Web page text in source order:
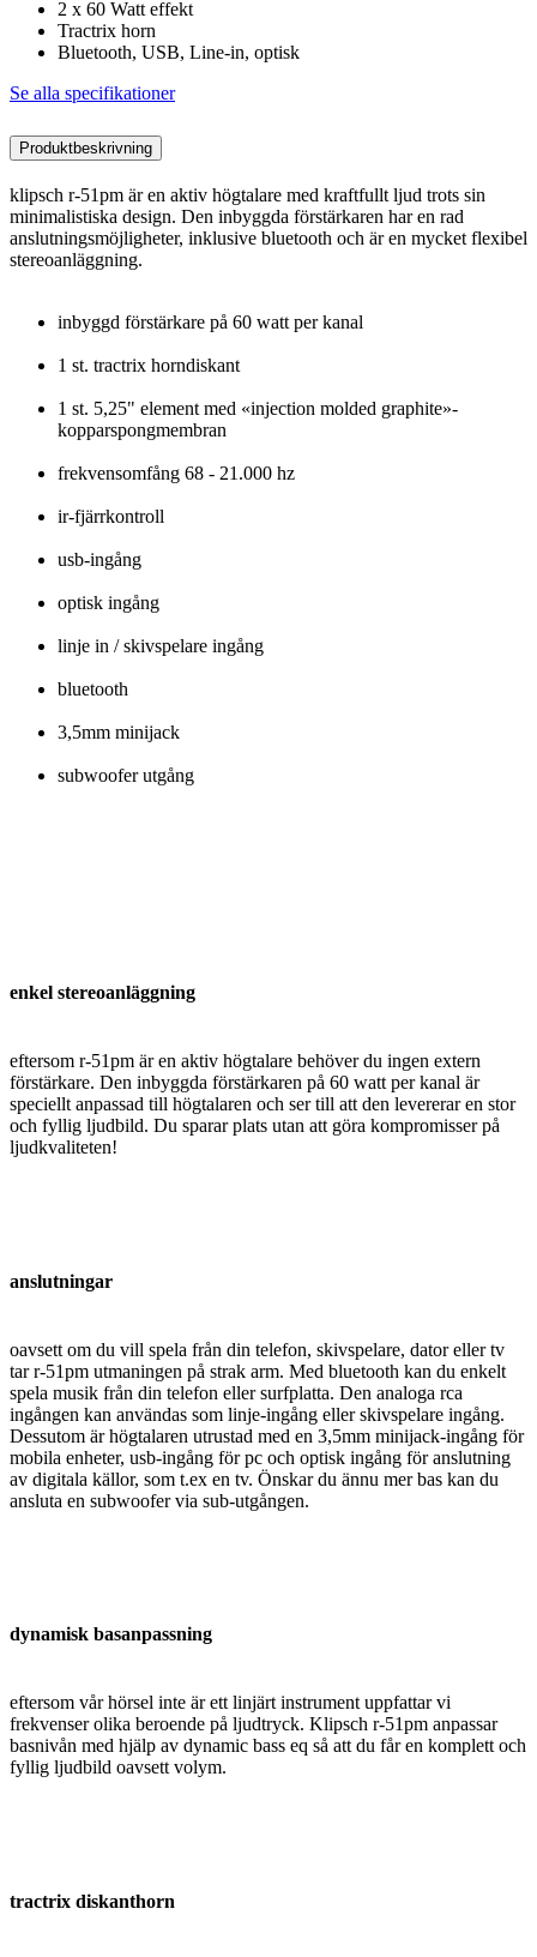
2 x 60 Watt effekt
Tractrix horn
Bluetooth, USB, Line-in, optisk
Se alla specifikationer
Produktbeskrivning
klipsch r-51pm är en aktiv högtalare med kraftfullt ljud trots sin
minimalistiska design. Den inbyggda förstärkaren har en rad
anslutningsmöjligheter, inklusive bluetooth och är en mycket flexibel
stereoanläggning.
inbyggd förstärkare på 60 watt per kanal
1 st. tractrix horndiskant
1 st. 5,25" element med «injection molded graphite»-
kopparspongmembran
frekvensomfång 68 - 21.000 hz
ir-fjärrkontroll
usb-ingång
optisk ingång
linje in / skivspelare ingång
bluetooth
3,5mm minijack
subwoofer utgång
enkel stereoanläggning
eftersom r-51pm är en aktiv högtalare behöver du ingen extern
förstärkare. Den inbyggda förstärkaren på 60 watt per kanal är
speciellt anpassad till högtalaren och ser till att den levererar en stor
och fyllig ljudbild. Du sparar plats utan att göra kompromisser på
ljudkvaliteten!
anslutningar
oavsett om du vill spela från din telefon, skivspelare, dator eller tv
tar r-51pm utmaningen på strak arm. Med bluetooth kan du enkelt
spela musik från din telefon eller surfplatta. Den analoga rca
ingången kan användas som linje-ingång eller skivspelare ingång.
Dessutom är högtalaren utrustad med en 3,5mm minijack-ingång för
mobila enheter, usb-ingång för pc och optisk ingång för anslutning
av digitala källor, som t.ex en tv. Önskar du ännu mer bas kan du
ansluta en subwoofer via sub-utgången.
dynamisk basanpassning
eftersom vår hörsel inte är ett linjärt instrument uppfattar vi
frekvenser olika beroende på ljudtryck. Klipsch r-51pm anpassar
basnivån med hjälp av dynamic bass eq så att du får en komplett och
fyllig ljudbild oavsett volym.
tractrix diskanthorn